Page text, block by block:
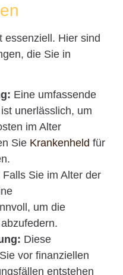
essenziell. Hier sind
die Sie in
Eine umfassende
unerlässlich, um
im Alter
Sie Krankenheld für
Falls Sie im Alter der
um die
Diese
vor finanziellen
entstehen